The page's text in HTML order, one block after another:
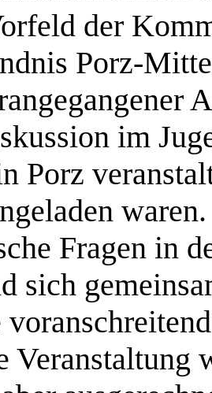
der
Porz-
im
Porz
Fragen in
sich
Veranstaltung